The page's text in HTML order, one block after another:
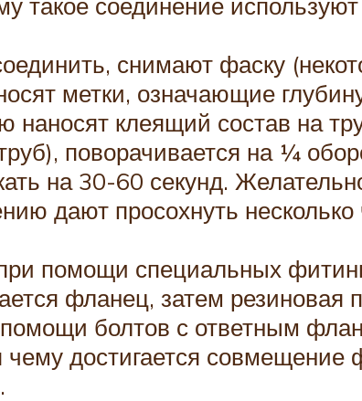
снимают фаску
метки, означающие
клеящий состав на
поворачивается на ¼
на 30-60 секунд.
дают просохнуть
помощи специальных
фланец, затем резиновая
болтов с ответным
чему достигается совмещение